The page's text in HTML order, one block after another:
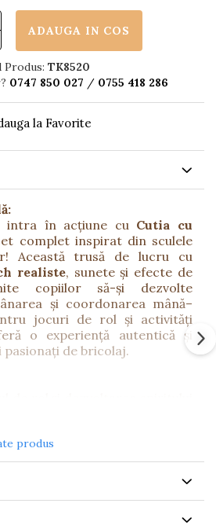
ADAUGA IN COS
Produs: TK8520
0747 850 027 / 0755 418 286
la Favorite
intra în acțiune cu Cutia cu
complet inspirat din sculele
Această trusă de lucru cu
realiste, sunete și efecte de
copiilor să-și dezvolte
și coordonarea mână–
jocuri de rol și activități
o experiență autentică și
de bricolaj.
motricitatea fină și
realistă datorită funcțiilor cu
și jocul activ.
produs